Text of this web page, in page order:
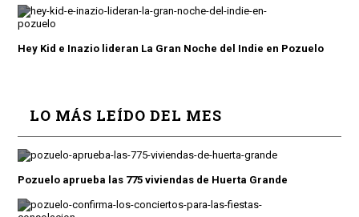
Hey Kid e Inazio lideran La Gran Noche del Indie en Pozuelo
LO MÁS LEÍDO DEL MES
Pozuelo aprueba las 775 viviendas de Huerta Grande